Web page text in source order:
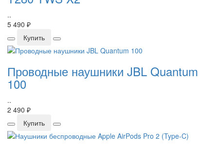
..
5 490 ₽
Купить
Проводные наушники JBL Quantum
100
..
2 490 ₽
Купить